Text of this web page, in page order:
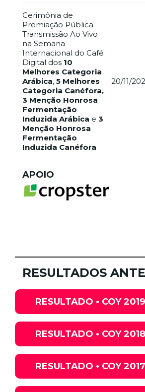
Cerimônia de
Premiação Pública
Transmissão Ao Vivo
na Semana
Internacional do Café
Digital dos 10
Melhores Categoria
Arábica, 5 Melhores
Categoria Canéfora,
3 Menção Honrosa
Fermentação
Induzida Arábica e 3
Menção Honrosa
Fermentação
Induzida Canéfora
20/11/
APOIO
RESULTADOS
RESULTADO • COY 2019
RESULTADO • COY 2018
RESULTADO • COY 2017